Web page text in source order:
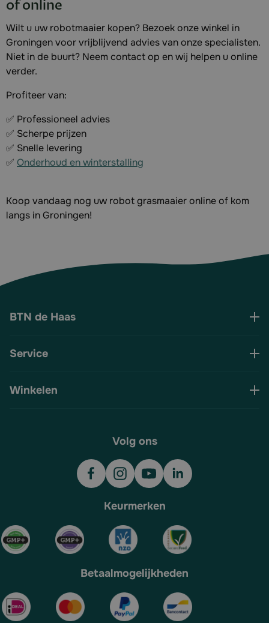
of online
Wilt u uw robotmaaier kopen? Bezoek onze winkel in
Groningen voor vrijblijvend advies van onze specialisten.
Niet in de buurt? Neem contact op en wij helpen u online
verder.
Profiteer van:
✅ Professioneel advies
✅ Scherpe prijzen
✅ Snelle levering
✅ Onderhoud en winterstalling
Koop vandaag nog uw robot grasmaaier online of kom
langs in Groningen!
BTN de Haas
Service
Winkelen
Volg ons
Keurmerken
Betaalmogelijkheden